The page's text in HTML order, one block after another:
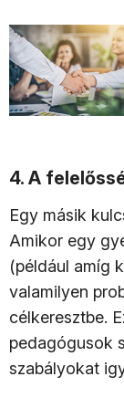
4. A
Egy másik
Amikor egy
(például amíg
valamilyen
célkeresztbe.
pedagógusok
szabályokat